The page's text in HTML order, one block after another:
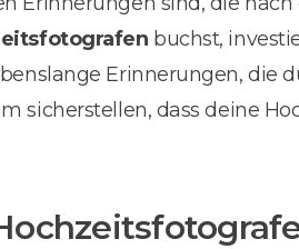
buchst,
Erinnerungen, die
sicherstellen, dass deine